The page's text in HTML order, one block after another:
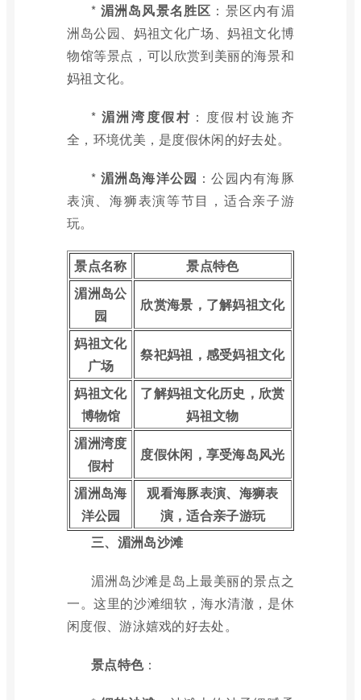
* 湄洲岛风景名胜区 ：景区内有湄
洲岛公园、妈祖文化广场、妈祖文化博
物馆等景点，可以欣赏到美丽的海景和
妈祖文化。
* 湄洲湾度假村 ：度假村设施齐
全，环境优美，是度假休闲的好去处。
* 湄洲岛海洋公园 ：公园内有海豚
表演、海狮表演等节目，适合亲子游
玩。
景点名称
景点特色
湄洲岛公
园
欣赏海景，了解妈祖文化
妈祖文化
广场
祭祀妈祖，感受妈祖文化
妈祖文化
博物馆
了解妈祖文化历史，欣赏
妈祖文物
湄洲湾度
假村
度假休闲，享受海岛风光
湄洲岛海
洋公园
观看海豚表演、海狮表
演，适合亲子游玩
三、湄洲岛沙滩
湄洲岛沙滩是岛上最美丽的景点之
一。这里的沙滩细软，海水清澈，是休
闲度假、游泳嬉戏的好去处。
景点特色：